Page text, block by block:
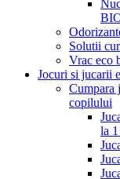
Solutii
Vrac eco
Jocuri si jucarii
Cumpara
copilului
la 1